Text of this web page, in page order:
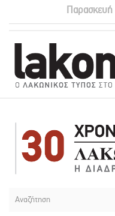
Παρασκευή